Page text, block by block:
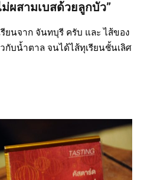
ม่ผสามเบสด้วยลูกบัว”
ยนจาก จันทบุรี ครับ และ ไส้ของ
กับน้ำตาล จนได้ไส้ทุเรียนชั้นเลิศ